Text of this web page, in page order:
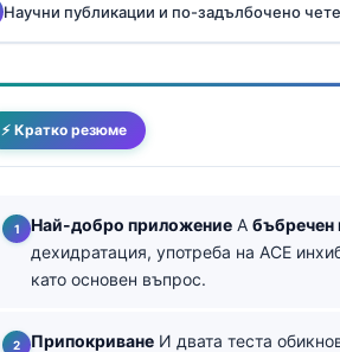
Научни публикации и по-задълбочено
⚡ Кратко резюме
Най-добро приложение A бъбречен
дехидратация, употреба на ACE
като основен въпрос.
Припокриване И двата теста